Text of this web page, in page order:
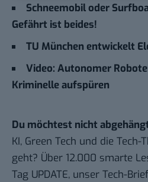
Schneemobil oder
Gefährt ist beides!
TU München entwickelt
Video: Autonomer
Kriminelle aufspüren
Du möchtest nicht
KI, Green Tech und die
geht? Über 12.000 smarte
Tag UPDATE, unser Tech-